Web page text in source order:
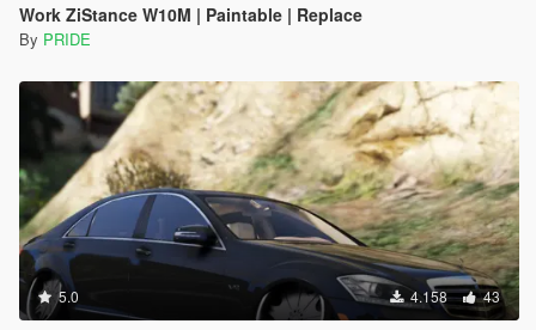
Work ZiStance W10M | Paintable | Replace
By PRIDE
5.0 4.158 43